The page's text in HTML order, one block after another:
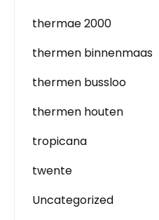
thermae 2000
thermen binnenmaas
thermen bussloo
thermen houten
tropicana
twente
Uncategorized